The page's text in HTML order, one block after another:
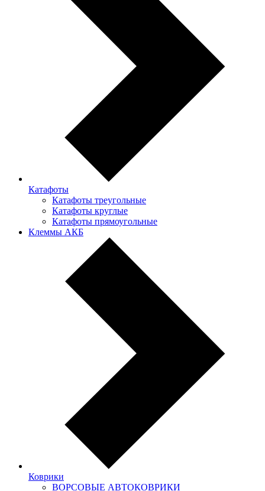
Катафоты
Катафоты треугольные
Катафоты круглые
Катафоты прямоугольные
Клеммы АКБ
Коврики
ВОРСОВЫЕ АВТОКОВРИКИ